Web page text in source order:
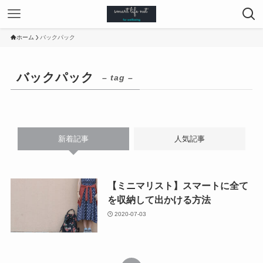
ホーム バックパック
バックパック – tag –
新着記事 人気記事
【ミニマリスト】スマートに全て
を収納して出かける方法
2020-07-03